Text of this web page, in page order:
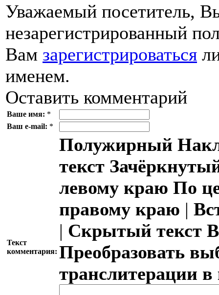
Уважаемый посетитель,
незарегистрированный
Вам зарегистрироваться
именем.
Оставить комментарий
Ваше имя: *
Ваш e-mail: *
Текст
комментария:
Полужирный
текст
левому краю По
правому краю |
| Скрытый текст
Преобразовать
транслитерации